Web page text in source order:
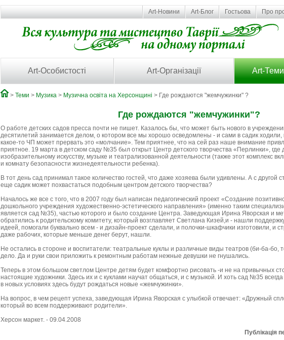
Art-Новини Art-Блог Гостьова Про
Art-Особистості Art-Організації Art-Теми
> Теми > Музика > Музична освіта на Херсонщині > Где рождаются "жемчужинки" ?
Где рождаются "жемчужинки"?
О работе детских садов пресса почти не пишет. Казалось бы, что может быть нового в
десятилетий занимается делом, о котором все мы хорошо осведомлены - и сами в садик ходили,
какое-то ЧП может прервать это «молчание». Тем приятнее, что на сей раз наше внимание
приятное. 19 марта в детском саду №35 был открыт Центр детского творчества «Перлинки», где
изобразительному искусству, музыке и театрализованной деятельности (также этот комплекс
и комнату безопасности жизнедеятельности ребенка).
В тот день сад принимал такое количество гостей, что даже хозяева были удивлены. А с другой
еще садик может похвастаться подобным центром детского творчества?
Началось же все с того, что в 2007 году был написан педагогический проект «Создание
дошкольного учреждения художественно-эстетического направления» (именно таким
является сад №35), частью которого и было создание Центра. Заведующая Ирина Яворская и
обратились к родительскому комитету, который возглавляет Светлана Кизей,и - нашли
идеей, помогали буквально всем - и дизайн-проект сделали, и полочки-шкафчики изготовили, и
даже рабочих, которые меньше денег берут, нашли.
Не остались в стороне и воспитатели: театральные куклы и различные виды театров (би-ба-бо,
дело. Да и руки свои приложить к ремонтным работам нежные девушки не гнушались.
Теперь в этом большом светлом Центре детям будет комфортно рисовать -и не на привычных
настоящие художники. Здесь их и с куклами научат общаться, и с музыкой. И хоть сад №35
в новых условиях здесь будут рождаться новые «жемчужинки».
На вопрос, в чем рецепт успеха, заведующая Ирина Яворская с улыбкой отвечает: «Дружный
который во всем поддерживают родители».
Херсон маркет. - 09.04.2008
Публікація